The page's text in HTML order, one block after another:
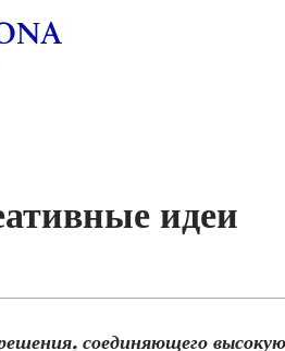
идеи
соединяющего